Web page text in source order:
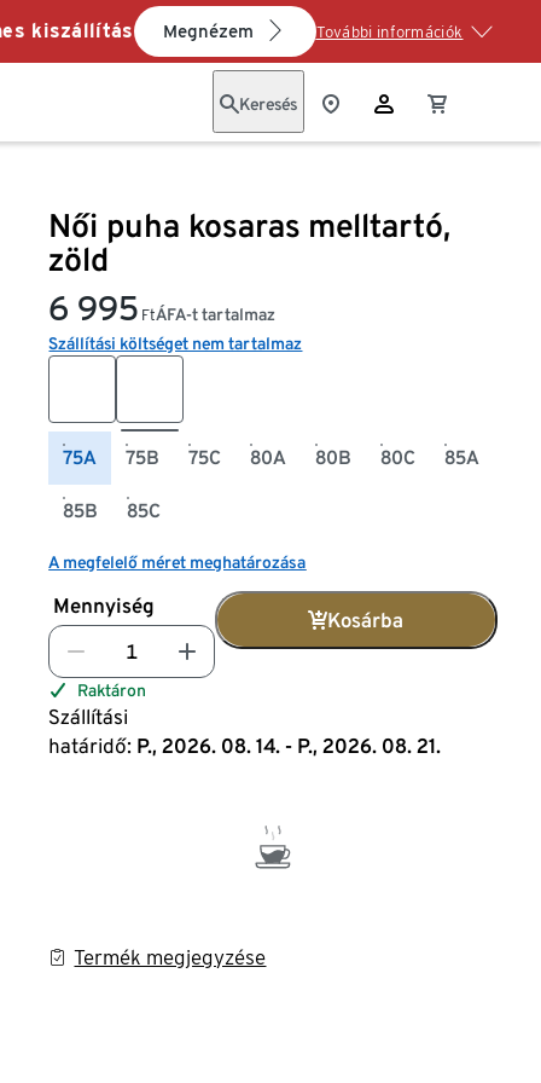
kiszállítás Megnézem További információk
Keresés
Női puha kosaras melltartó,
zöld
6 995 FtÁFA-t tartalmaz
Szállítási költséget nem tartalmaz
75A 75B 75C 80A 80B 80C 85A
85B 85C
A megfelelő méret meghatározása
Mennyiség
Kosárba
Raktáron
Szállítási
határidő: P., 2026. 08. 14. - P., 2026. 08. 21.
Termék megjegyzése